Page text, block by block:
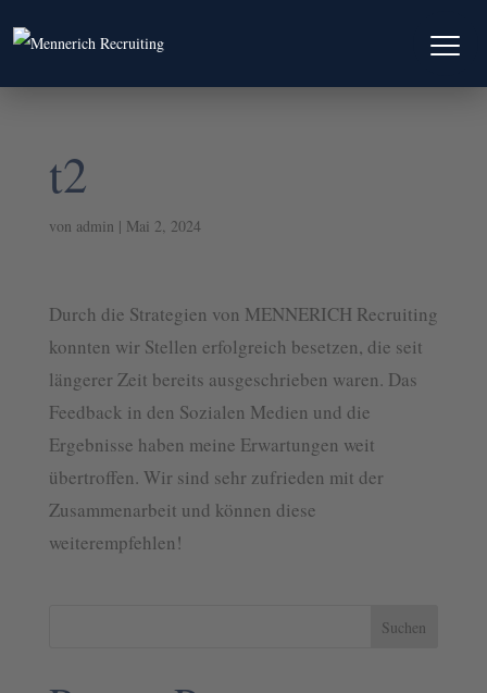
Unsere
Strategie
Fallstudien
Presse
t2
von admin | Mai 2, 2024
Durch die Strategien von MENNERICH Recruiting
konnten wir Stellen erfolgreich besetzen, die seit
längerer Zeit bereits ausgeschrieben waren. Das
Feedback in den Sozialen Medien und die
Ergebnisse haben meine Erwartungen weit
übertroffen. Wir sind sehr zufrieden mit der
Zusammenarbeit und können diese
weiterempfehlen!
Suchen